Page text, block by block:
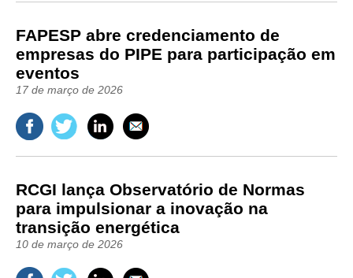
FAPESP abre credenciamento de
empresas do PIPE para participação em
eventos
17 de março de 2026
RCGI lança Observatório de Normas
para impulsionar a inovação na
transição energética
10 de março de 2026